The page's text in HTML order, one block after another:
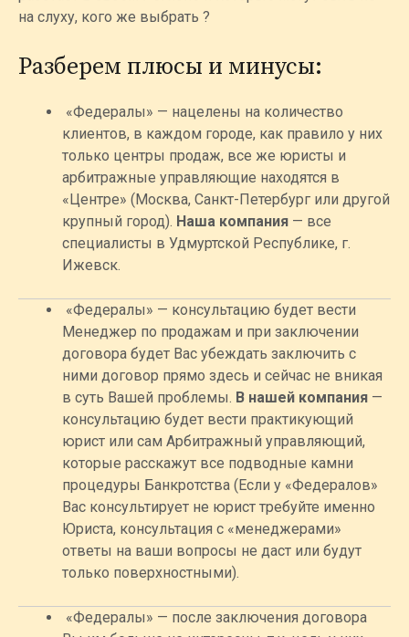
на слуху, кого же выбрать ?
Разберем плюсы и минусы:
«Федералы» — нацелены на количество
клиентов, в каждом городе, как правило у них
только центры продаж, все же юристы и
арбитражные управляющие находятся в
«Центре» (Москва, Санкт-Петербург или другой
крупный город). Наша компания — все
специалисты в Удмуртской Республике, г.
Ижевск.
«Федералы» — консультацию будет вести
Менеджер по продажам и при заключении
договора будет Вас убеждать заключить с
ними договор прямо здесь и сейчас не вникая
в суть Вашей проблемы. В нашей компания —
консультацию будет вести практикующий
юрист или сам Арбитражный управляющий,
которые расскажут все подводные камни
процедуры Банкротства (Если у «Федералов»
Вас консультирует не юрист требуйте именно
Юриста, консультация с «менеджерами»
ответы на ваши вопросы не даст или будут
только поверхностными).
«Федералы» — после заключения договора